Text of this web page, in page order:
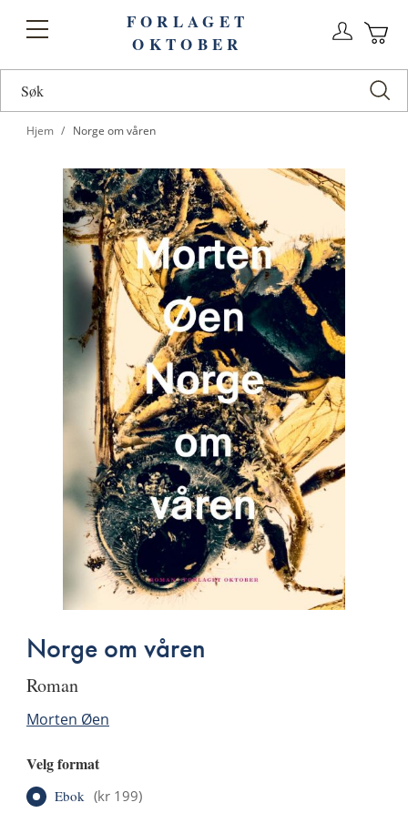
Toggle
FORLAGET
OKTOBER
Hjem Norge om våren
Norge om våren
roman
Morten Øen
Velg format
Ebok (kr 199)